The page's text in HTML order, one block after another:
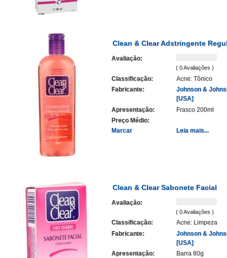
Clean & Clear Adstringente
Avaliação:
( 0 Avaliações )
Classificação:
Acne: Tônico
Fabricante:
Johnson &
[USA]
Apresentação:
Frasco 200ml
Preço Médio:
Marcar
Leia mais...
Clean & Clear Sabonete Facial
Avaliação:
( 0 Avaliações )
Classificação:
Acne: Limpeza
Fabricante:
Johnson &
[USA]
Apresentação:
Barra 80g